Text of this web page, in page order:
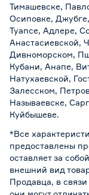
Тимашевске,
Осиповке,
Туапсе, Адлере,
Анастасиевской,
Дивноморском,
Кубани, Анапе,
Натухаевской,
Залесском,
Называевске,
Куйбышеве.
*Все
предоставлены
оставляет за
внешний вид
Продавца, в